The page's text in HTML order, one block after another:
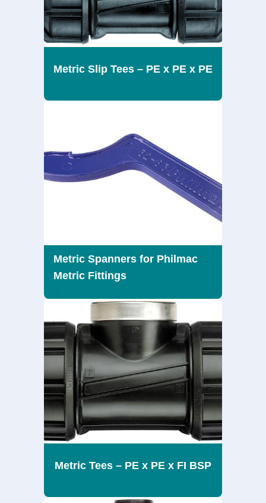
Metric Slip Tees – PE x PE x PE
Metric Spanners for Philmac
Metric Fittings
Metric Tees – PE x PE x FI BSP